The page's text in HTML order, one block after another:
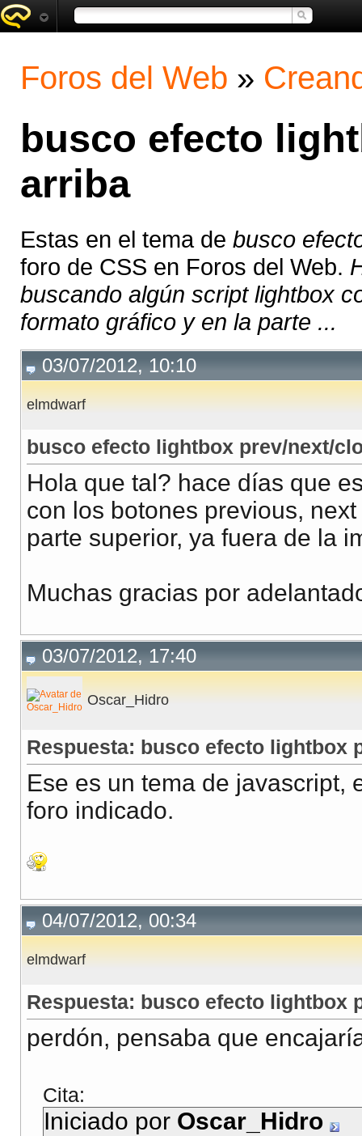
Foros del Web »
busco efecto
arriba
Estas en el tema de busco
foro de CSS en Foros del Web.
buscando algún script lightbox
formato gráfico y en la parte ...
03/07/2012, 10:10
elmdwarf
busco efecto lightbox prev/next/
Hola que tal? hace días que
con los botones previous,
parte superior, ya fuera de la
Muchas gracias por
03/07/2012, 17:40
Oscar_Hidro
Respuesta: busco efecto lightbox
Ese es un tema de javascript,
foro indicado.
04/07/2012, 00:34
elmdwarf
Respuesta: busco efecto lightbox
perdón, pensaba que
Cita:
Iniciado por Oscar_Hidro